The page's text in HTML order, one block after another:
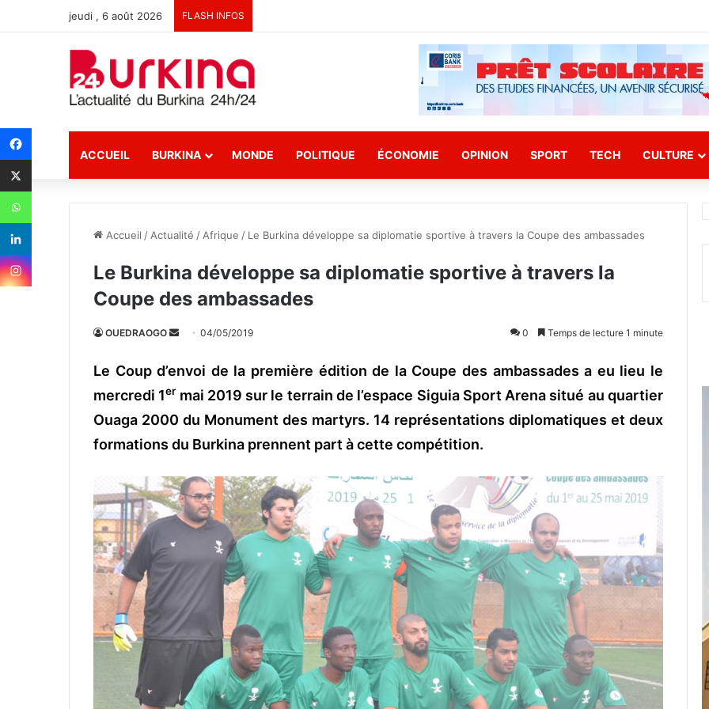
jeudi , 6 août 2026 FLASH INFOS
ACCUEIL BURKINA MONDE POLITIQUE ÉCONOMIE OPINION SPORT TECH CULTURE
Accueil / Actualité / Afrique / Le Burkina développe sa diplomatie sportive à travers la Coupe des ambassades
Le Burkina développe sa diplomatie sportive à travers la
Coupe des ambassades
OUEDRAOGO
v
o
e
r
n
c
o
r
e
l
04/05/2019 0 Temps de lecture 1 minute
Le Coup d’envoi de la première édition de la Coupe des ambassades a eu lieu le
mercredi 1er mai 2019 sur le terrain de l’espace Siguia Sport Arena situé au quartier
Ouaga 2000 du Monument des martyrs. 14 représentations diplomatiques et deux
formations du Burkina prennent part à cette compétition.